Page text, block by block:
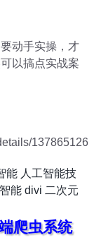
动手实操，才
以搞点实战案
137865126
能 人工智能技
能 divi 二次元
爬虫系统